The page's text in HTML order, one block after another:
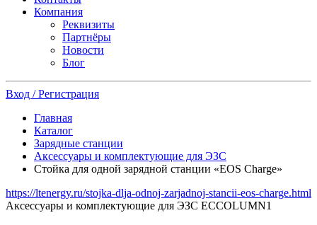
Компания
Реквизиты
Партнёры
Новости
Блог
Вход / Регистрация
Главная
Каталог
Зарядные станции
Аксессуары и комплектующие для ЭЗС
Стойка для одной зарядной станции «EOS Charge»
https://ltenergy.ru/stojka-dlja-odnoj-zarjadnoj-stancii-eos-charge.html
Аксессуары и комплектующие для ЭЗС ECCOLUMN1